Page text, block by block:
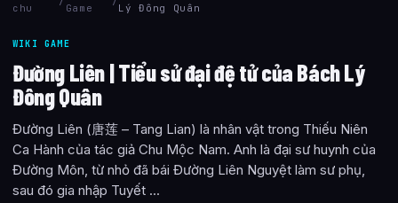
chu
Game
Lý Đông Quân
WIKI GAME
Đường Liên | Tiểu sử đại đệ tử của Bách Lý
Đông Quân
Đường Liên (唐莲 – Tang Lian) là nhân vật trong Thiếu Niên
Ca Hành của tác giả Chu Mộc Nam. Anh là đại sư huynh của
Đường Môn, từ nhỏ đã bái Đường Liên Nguyệt làm sư phụ,
sau đó gia nhập Tuyết ...